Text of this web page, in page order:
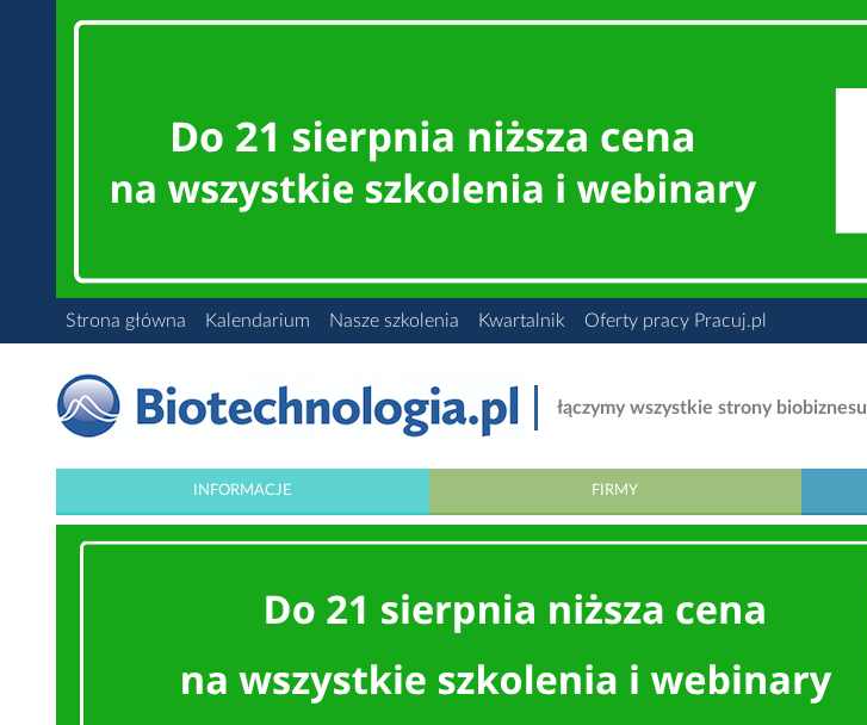
Strona główna Kalendarium Nasze szkolenia Kwartalnik Oferty pracy Pracuj.pl
łączymy wszystkie strony biobiznesu
INFORMACJE FIRMY